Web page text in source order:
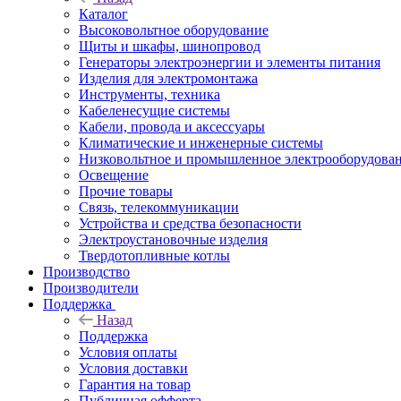
Каталог
Высоковольтное оборудование
Щиты и шкафы, шинопровод
Генераторы электроэнергии и элементы питания
Изделия для электромонтажа
Инструменты, техника
Кабеленесущие системы
Кабели, провода и аксессуары
Климатические и инженерные системы
Низковольтное и промышленное
Освещение
Прочие товары
Связь, телекоммуникации
Устройства и средства безопасности
Электроустановочные изделия
Твердотопливные котлы
Производство
Производители
Поддержка
Назад
Поддержка
Условия оплаты
Условия доставки
Гарантия на товар